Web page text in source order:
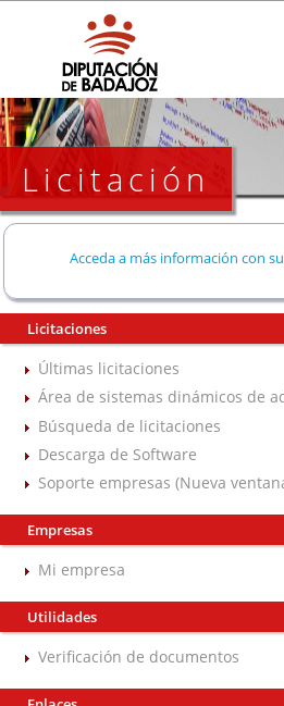
Licitación
Acceda a más información con
Licitaciones
Últimas licitaciones
Área de sistemas dinámicos de
Búsqueda de licitaciones
Descarga de Software
Soporte empresas (Nueva
Empresas
Mi empresa
Utilidades
Verificación de documentos